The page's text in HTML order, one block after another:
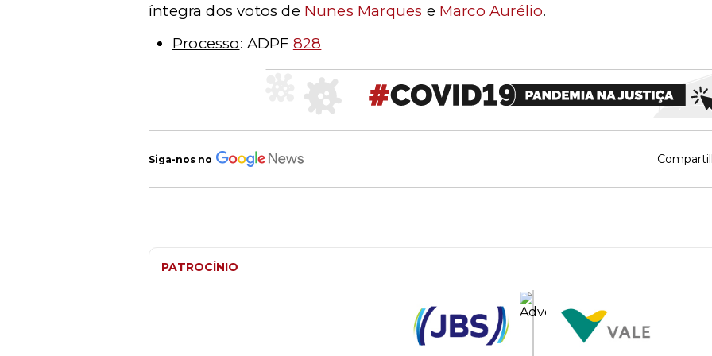
íntegra dos votos de Nunes Marques e Marco Aurélio.
Processo: ADPF 828
Siga-nos no
PATROCÍNIO